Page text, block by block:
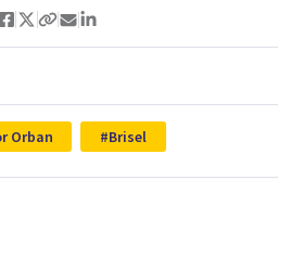
Orban Brisel